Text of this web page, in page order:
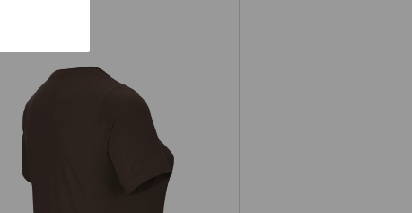
e.s. T-Shirt cotton stretch, femmes,